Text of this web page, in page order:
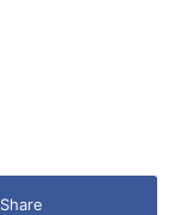
Share